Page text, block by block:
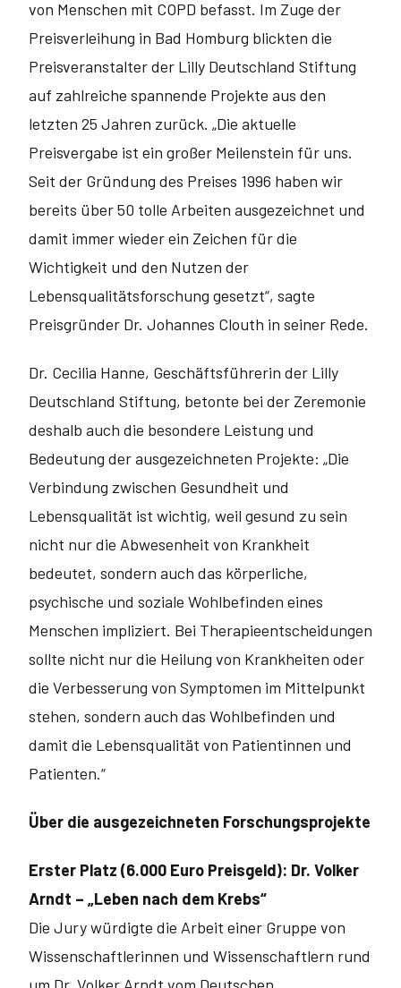
von Menschen mit COPD befasst. Im Zuge der
Preisverleihung in Bad Homburg blickten die
Preisveranstalter der Lilly Deutschland Stiftung
auf zahlreiche spannende Projekte aus den
letzten 25 Jahren zurück. „Die aktuelle
Preisvergabe ist ein großer Meilenstein für uns.
Seit der Gründung des Preises 1996 haben wir
bereits über 50 tolle Arbeiten ausgezeichnet und
damit immer wieder ein Zeichen für die
Wichtigkeit und den Nutzen der
Lebensqualitätsforschung gesetzt“, sagte
Preisgründer Dr. Johannes Clouth in seiner Rede.
Dr. Cecilia Hanne, Geschäftsführerin der Lilly
Deutschland Stiftung, betonte bei der Zeremonie
deshalb auch die besondere Leistung und
Bedeutung der ausgezeichneten Projekte: „Die
Verbindung zwischen Gesundheit und
Lebensqualität ist wichtig, weil gesund zu sein
nicht nur die Abwesenheit von Krankheit
bedeutet, sondern auch das körperliche,
psychische und soziale Wohlbefinden eines
Menschen impliziert. Bei Therapieentscheidungen
sollte nicht nur die Heilung von Krankheiten oder
die Verbesserung von Symptomen im Mittelpunkt
stehen, sondern auch das Wohlbefinden und
damit die Lebensqualität von Patientinnen und
Patienten.“
Über die ausgezeichneten Forschungsprojekte
Erster Platz (6.000 Euro Preisgeld): Dr. Volker
Arndt – „Leben nach dem Krebs“
Die Jury würdigte die Arbeit einer Gruppe von
Wissenschaftlerinnen und Wissenschaftlern rund